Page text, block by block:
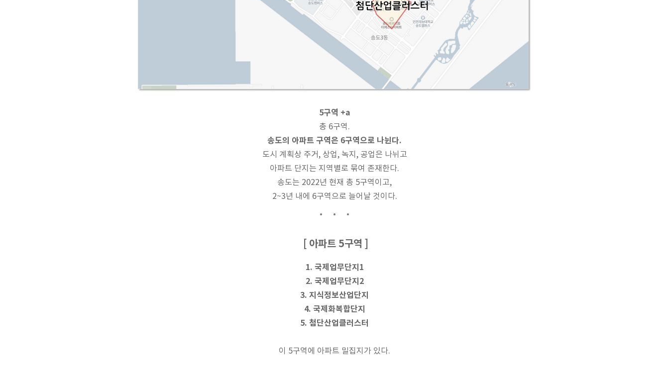
5구역 +a
총 6구역.
송도의 아파트 구역은 6구역으로 나뉜다.
도시 계획상 주거, 상업, 녹지, 공업은 나뉘고
아파트 단지는 지역별로 묶여 존재한다.
송도는 2022년 현재 총 5구역이고,
2~3년 내에 6구역으로 늘어날 것이다.
[ 아파트 5구역 ]
1. 국제업무단지1
2. 국제업무단지2
3. 지식정보산업단지
4. 국제화복합단지
5. 첨단산업클러스터
이 5구역에 아파트 밀집지가 있다.